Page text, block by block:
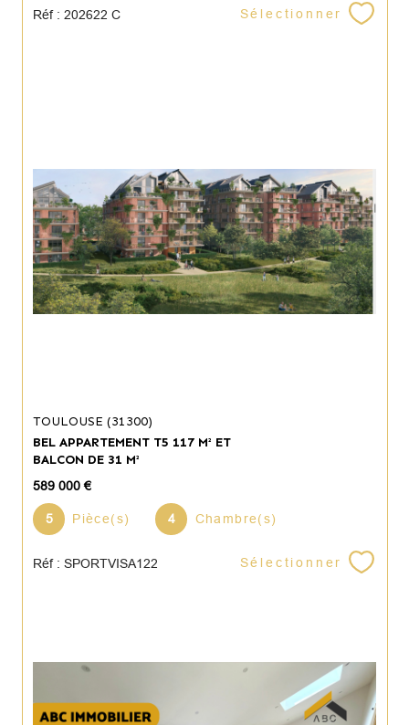
Réf : 202622 C Sélectionner
TOULOUSE (31300)
BEL APPARTEMENT T5 117 M² ET
BALCON DE 31 M²
589 000 €
5 Pièce(s) 4 Chambre(s)
Réf : SPORTVISA122 Sélectionner